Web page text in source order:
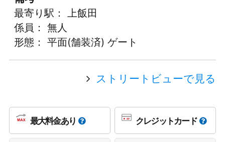
最寄り駅： 上飯田
係員： 無人
形態： 平面(舗装済) ゲート
ストリートビューで見る
最大料金あり クレジットカード